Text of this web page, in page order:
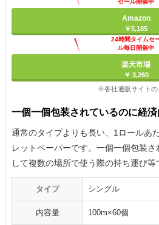
セール開催中
Amazon
￥5,185
24時間タイムセ
ル毎日開催中
楽天市場
￥ 3,260
※各社通販サイトの
一個一個包装されているのに経済
通常のタイプよりも長い、1ロールあ
レットペーパーです。一個一個包装
して複数の場所で使う際の持ち運び等
タイプ シングル
内容量 100m×60個